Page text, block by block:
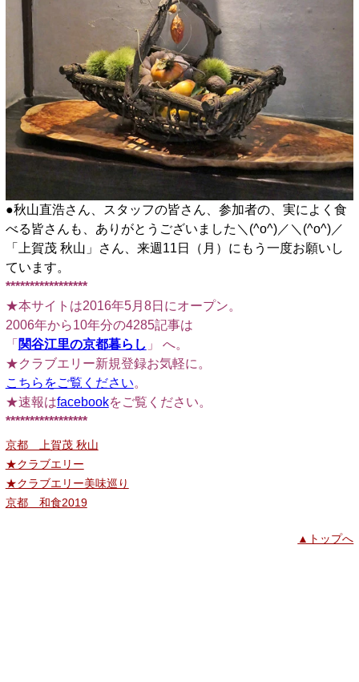
●秋山直浩さん、スタッフの皆さん、参加者の、実によく食
べる皆さんも、ありがとうございました＼(^o^)／＼(^o^)／
「上賀茂 秋山」さん、来週11日（月）にもう一度お願いし
ています。
*****************
★本サイトは2016年5月8日にオープン。
2006年から10年分の4285記事は
「 関谷江里の京都暮らし 」 へ。
★クラブエリー新規登録お気軽に。
こちらをご覧ください。
★速報はfacebookをご覧ください。
*****************
京都 上賀茂 秋山
★クラブエリー
★クラブエリー美味巡り
京都 和食2019
▲トップへ